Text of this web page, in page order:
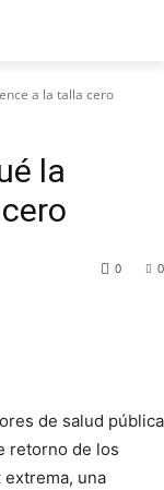
a la talla cero
la
0
0
de salud pública
retorno de los
una